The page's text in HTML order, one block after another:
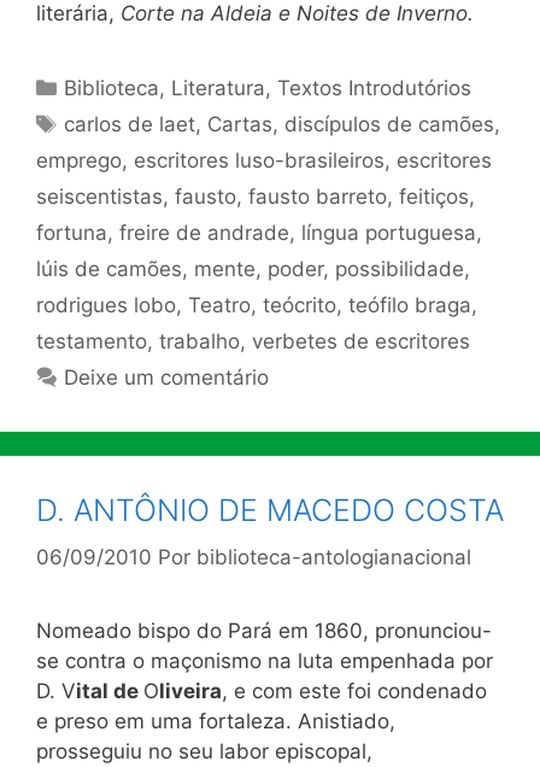
literária, Corte na Aldeia e Noites de Inverno.
Categorias
Biblioteca, Literatura,Textos Introdutórios
Tags
carlos de laet, Cartas, discípulos de camões,
emprego, escritores luso-brasileiros, escritores
seiscentistas, fausto, fausto barreto, feitiços,
fortuna, freire de andrade, língua portuguesa,
lúis de camões, mente, poder, possibilidade,
rodrigues lobo, Teatro, teócrito, teófilo braga,
testamento, trabalho, verbetes de escritores
Deixe um comentário
D. ANTÔNIO DE MACEDO COSTA
06/09/2010 Por biblioteca-antologianacional
Nomeado bispo do Pará em 1860, pronunciou-
se contra o maçonismo na luta empenhada por
D. Vital de Oliveira, e com este foi condenado
e preso em uma fortaleza. Anistiado,
prosseguiu no seu labor episcopal,